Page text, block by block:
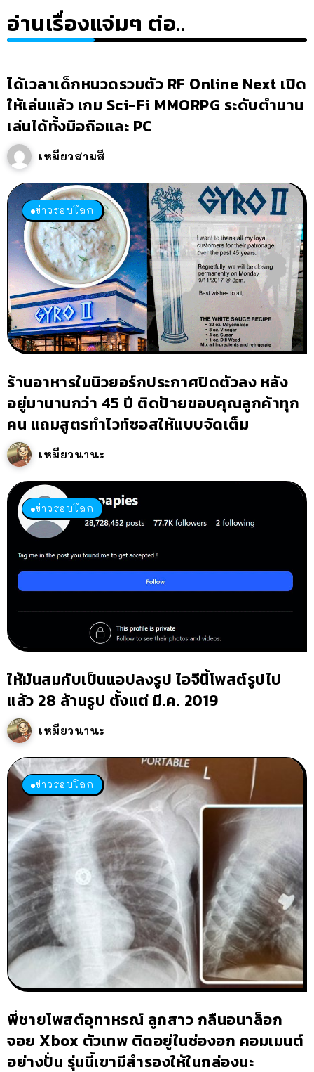
อ่านเรื่องแจ่มๆ ต่อ..
ได้เวลาเด็กหนวดรวมตัว RF Online Next เปิด
ให้เล่นแล้ว เกม Sci-Fi MMORPG ระดับตำนาน
เล่นได้ทั้งมือถือและ PC
เหมียวสามสี
ข่าวรอบโลก
ร้านอาหารในนิวยอร์กประกาศปิดตัวลง หลัง
อยู่มานานกว่า 45 ปี ติดป้ายขอบคุณลูกค้าทุก
คน แถมสูตรทำไวท์ซอสให้แบบจัดเต็ม
เหมียวนานะ
ข่าวรอบโลก
ให้มันสมกับเป็นแอปลงรูป ไอจีนี้โพสต์รูปไป
แล้ว 28 ล้านรูป ตั้งแต่ มี.ค. 2019
เหมียวนานะ
ข่าวรอบโลก
พี่ชายโพสต์อุทาหรณ์ ลูกสาว กลืนอนาล็อก
จอย Xbox ตัวเทพ ติดอยู่ในช่องอก คอมเมนต์
อย่างปั่น รุ่นนี้เขามีสำรองให้ในกล่องนะ